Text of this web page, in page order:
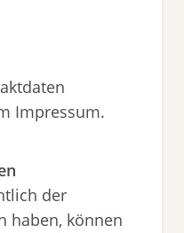
Impressum.
der
haben, können